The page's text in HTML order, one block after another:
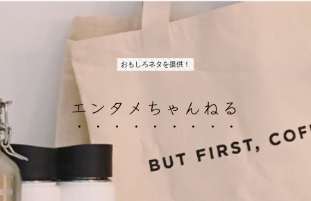
おもしろネタを提供！
エンタメちゃんねる